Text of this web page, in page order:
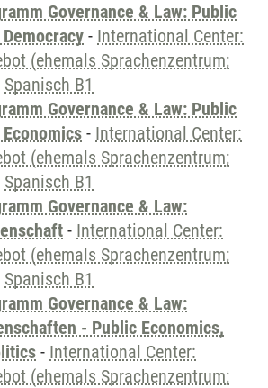
Governance & Law: Public
- International Center:
(ehemals Sprachenzentrum;
Spanisch B1
Governance & Law: Public
- International Center:
(ehemals Sprachenzentrum;
Spanisch B1
Governance & Law:
- International Center:
(ehemals Sprachenzentrum;
Spanisch B1
Governance & Law:
- Public Economics,
- International Center:
(ehemals Sprachenzentrum;